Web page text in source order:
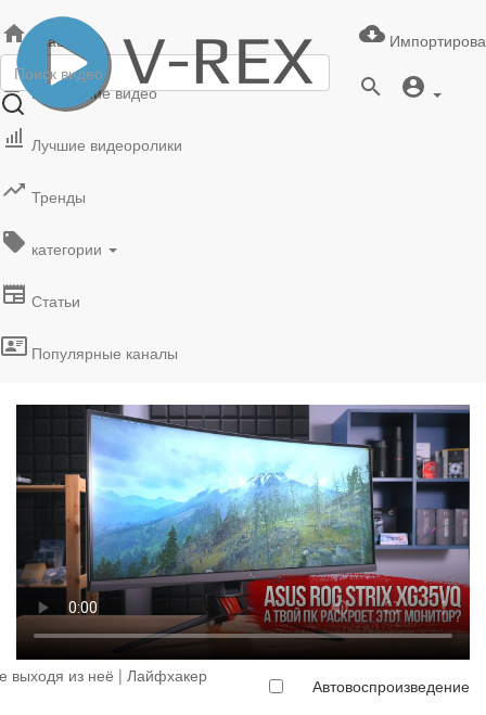
Главная
Последние видео
Лучшие видеоролики
Тренды
категории
Статьи
Популярные каналы
Автовоспроизведение
выходя из неё | Лайфхакер